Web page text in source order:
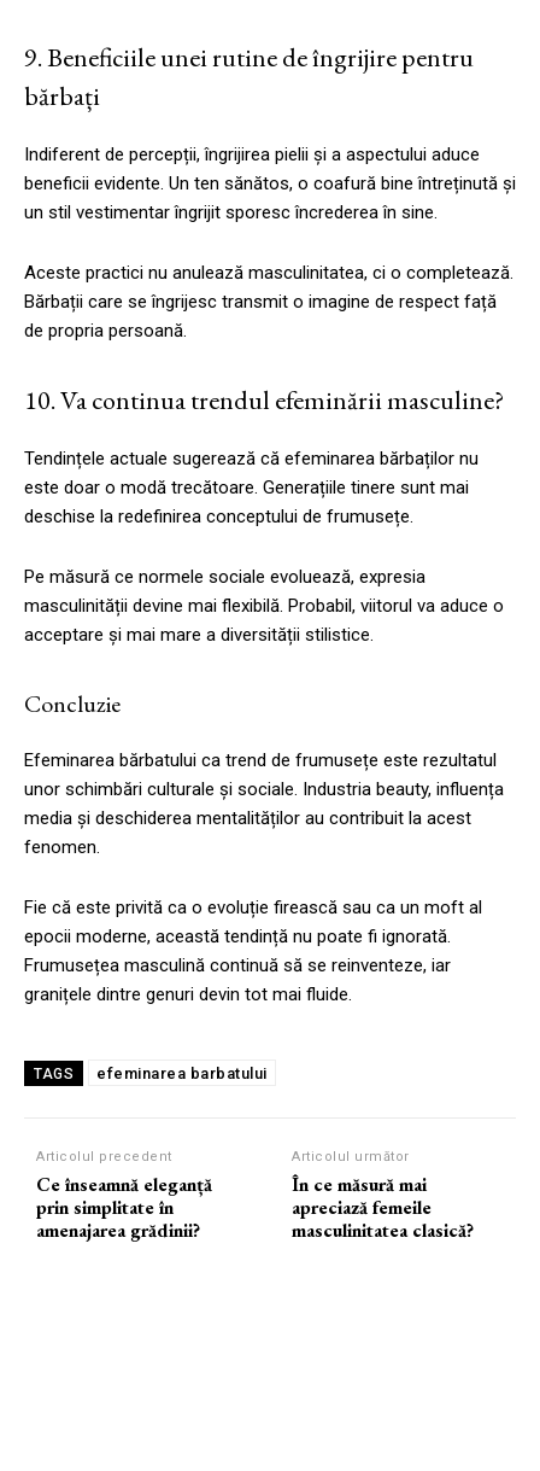
9. Beneficiile unei rutine de îngrijire pentru
bărbați
Indiferent de percepții, îngrijirea pielii și a aspectului aduce
beneficii evidente. Un ten sănătos, o coafură bine întreținută și
un stil vestimentar îngrijit sporesc încrederea în sine.
Aceste practici nu anulează masculinitatea, ci o completează.
Bărbații care se îngrijesc transmit o imagine de respect față
de propria persoană.
10. Va continua trendul efeminării masculine?
Tendințele actuale sugerează că efeminarea bărbaților nu
este doar o modă trecătoare. Generațiile tinere sunt mai
deschise la redefinirea conceptului de frumusețe.
Pe măsură ce normele sociale evoluează, expresia
masculinității devine mai flexibilă. Probabil, viitorul va aduce o
acceptare și mai mare a diversității stilistice.
Concluzie
Efeminarea bărbatului ca trend de frumusețe este rezultatul
unor schimbări culturale și sociale. Industria beauty, influența
media și deschiderea mentalităților au contribuit la acest
fenomen.
Fie că este privită ca o evoluție firească sau ca un moft al
epocii moderne, această tendință nu poate fi ignorată.
Frumusețea masculină continuă să se reinventeze, iar
granițele dintre genuri devin tot mai fluide.
TAGS efeminarea barbatului
Articolul precedent
Ce înseamnă eleganță
prin simplitate în
amenajarea grădinii?
Articolul următor
În ce măsură mai
apreciază femeile
masculinitatea clasică?